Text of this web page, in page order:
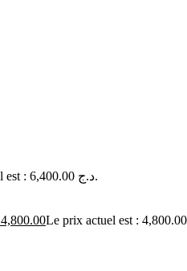
Le prix actuel est : 6,400.00 د.ج.
4,800.00